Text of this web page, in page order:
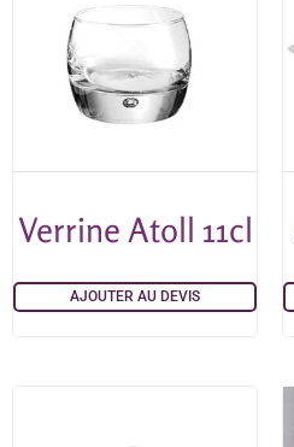
Verrine Atoll 11cl
AJOUTER AU DEVIS